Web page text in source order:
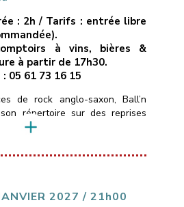
: 2h / Tarifs : entrée libre
à vins, bières &
à partir de 17h30.
05 61 73 16 15
de rock anglo-saxon, Ball’n
répertoire sur des reprises
classiques, des trouvailles de
qui sent la poussière et le
– Ramonville
05 […]
2027 / 21h00